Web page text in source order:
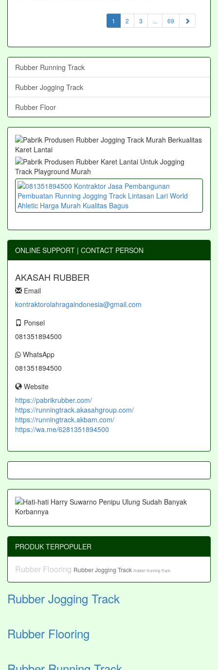
1 (current)
2 3 ... 69
Rubber Running Track
Rubber Jogging Track
Rubber Floor
ONLINE SUPPORT | CONTACT PERSON
AKASAH RUBBER
Email
kontraktorolahragaindonesia@gmail.com
Ponsel
081351894500
WhatsApp
081351894500
Website
https://pabrikrubber.com/
https://runningtrack.akasahgroup.com/
https://runningtrack.akbam.com/
https://wa.me/6281351894500
PRODUK TERPOPULER
Rubber Flooring Rubber Jogging Track Rubber Running Track
Rubber Jogging Track
Rubber Flooring